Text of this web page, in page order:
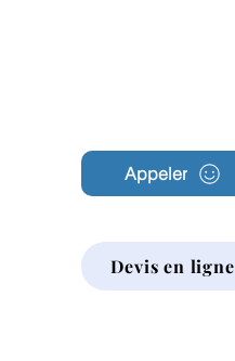
Appeler
Devis en ligne